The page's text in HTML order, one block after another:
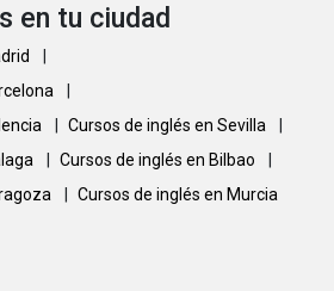
en tu ciudad
Cursos de inglés en Sevilla
Cursos de inglés en Bilbao
Cursos de inglés en Murcia